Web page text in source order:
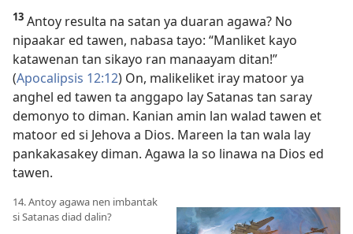
13 Antoy resulta na satan ya duaran agawa? No
nipaakar ed tawen, nabasa tayo: “Manliket kayo
katawenan tan sikayo ran manaayam ditan!”
(Apocalipsis 12:12) On, malikeliket iray matoor ya
anghel ed tawen ta anggapo lay Satanas tan saray
demonyo to diman. Kanian amin lan walad tawen et
matoor ed si Jehova a Dios. Mareen la tan wala lay
pankakasakey diman. Agawa la so linawa na Dios ed
tawen.
14. Antoy agawa nen imbantak
si Satanas diad dalin?